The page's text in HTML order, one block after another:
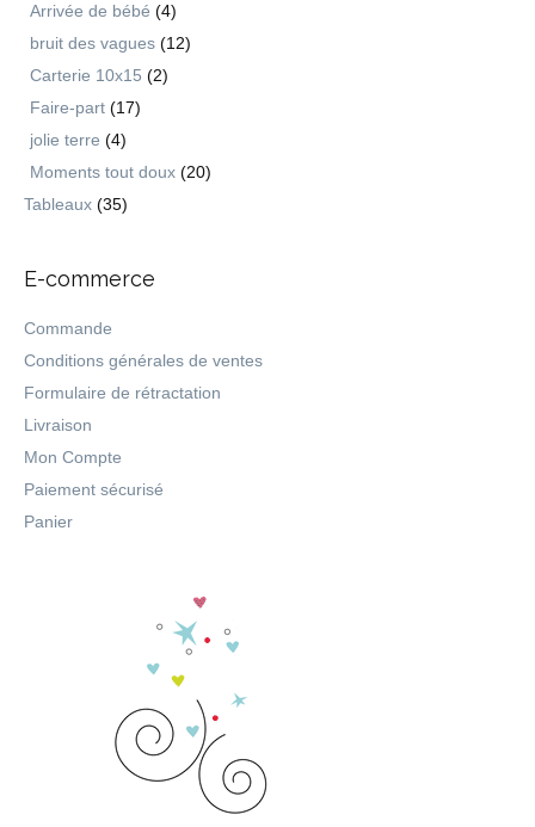
Arrivée de bébé (4)
bruit des vagues (12)
Carterie 10x15 (2)
Faire-part (17)
jolie terre (4)
Moments tout doux (20)
Tableaux (35)
E-commerce
Commande
Conditions générales de ventes
Formulaire de rétractation
Livraison
Mon Compte
Paiement sécurisé
Panier